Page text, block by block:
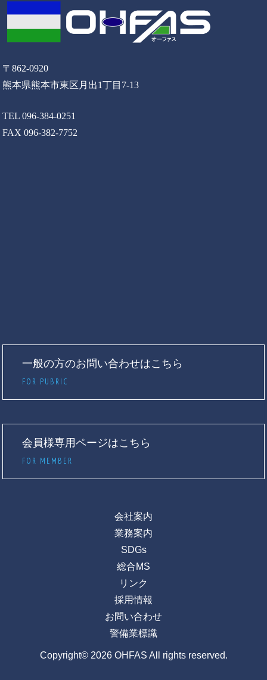
〒862-0920
熊本県熊本市東区月出1丁目7-13
TEL 096-384-0251
FAX 096-382-7752
一般の方のお問い合わせはこちら
FOR PUBRIC
会員様専用ページはこちら
FOR MEMBER
会社案内
業務案内
SDGs
総合MS
リンク
採用情報
お問い合わせ
警備業標識
Copyright© 2026 OHFAS All rights reserved.